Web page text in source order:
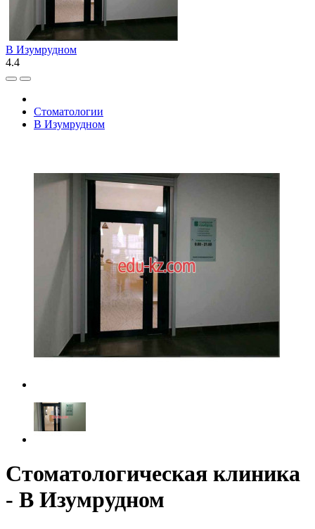
В Изумрудном
4.4
Стоматологии
В Изумрудном
Стоматологическая клиника
- В Изумрудном